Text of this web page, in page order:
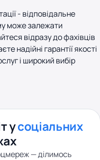
- відповідальне
може залежати
відразу до фахівців
надійні гарантії якості
і широкий вибір
усоціальних
— ділимось